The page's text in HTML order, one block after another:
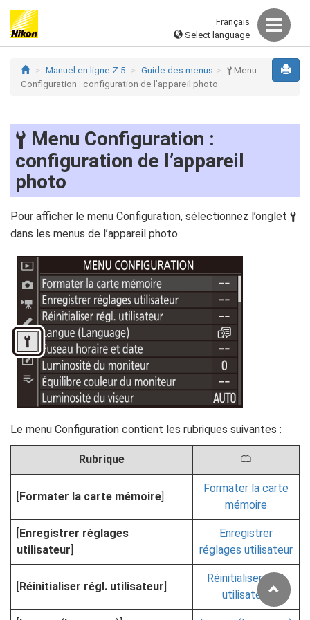
Français
Select language
Manuel en ligne Z 5 Guide des menus B Menu
Configuration : configuration de l’appareil photo
B Menu Configuration :
configuration de l’appareil
photo
Pour afficher le menu Configuration, sélectionnez l’onglet B
dans les menus de l’appareil photo.
Le menu Configuration contient les rubriques suivantes :
Rubrique 0
[Formater la carte mémoire]
Formater la carte
mémoire
[Enregistrer réglages
utilisateur]
Enregistrer
réglages utilisateur
[Réinitialiser régl. utilisateur]
Réinitialiser régl.
utilisateur